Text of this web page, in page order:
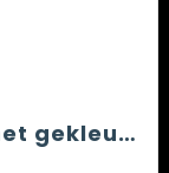
Transparante breekmes met gekleurde clip.